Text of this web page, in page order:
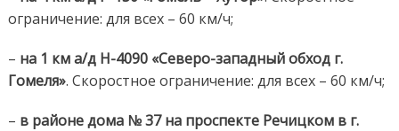
ограничение: для всех – 60 км/ч;
– на 1 км а/д Н-4090 «Северо-западный обход г.
Гомеля». Скоростное ограничение: для всех – 60 км/ч;
– в районе дома № 37 на проспекте Речицком в г.